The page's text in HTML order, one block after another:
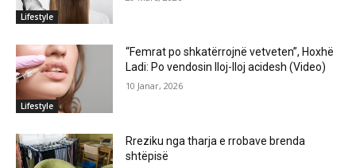
Lifestyle
Lifestyle
“Femrat po shkatërrojnë vetveten”, Hoxhë
Ladi: Po vendosin lloj-lloj acidesh (Video)
10 Janar, 2026
Rreziku nga tharja e rrobave brenda
shtëpisë